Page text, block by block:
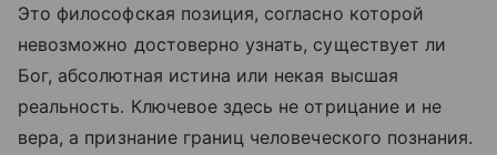
Это философская позиция, согласно которой
невозможно достоверно узнать, существует ли
Бог, абсолютная истина или некая высшая
реальность. Ключевое здесь не отрицание и не
вера, а признание границ человеческого познания.